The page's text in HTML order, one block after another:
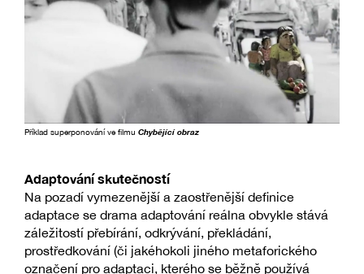
Příklad superponování ve filmu Chybějící obraz
Adaptování skutečností
Na pozadí vymezenější a zaostřenější definice
adaptace se drama adaptování reálna obvykle stává
záležitostí přebírání, odkrývání, překládání,
prostředkování (či jakéhokoli jiného metaforického
označení pro adaptaci, kterého se běžně používá